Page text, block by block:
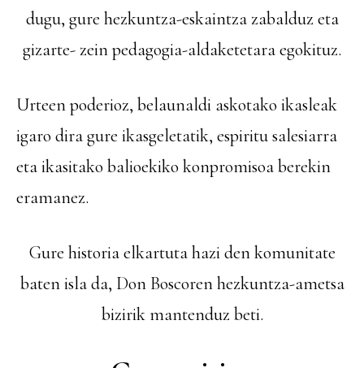
dugu, gure hezkuntza-eskaintza zabalduz eta
gizarte- zein pedagogia-aldaketetara egokituz.
Urteen poderioz, belaunaldi askotako ikasleak
igaro dira gure ikasgeletatik, espiritu salesiarra
eta ikasitako balioekiko konpromisoa berekin
eramanez.
Gure historia elkartuta hazi den komunitate
baten isla da, Don Boscoren hezkuntza-ametsa
bizirik mantenduz beti.